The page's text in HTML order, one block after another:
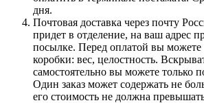
дня.
Почтовая доставка через почту
придет в отделение, на ваш адрес
посылке. Перед оплатой вы можете
коробки: вес, целостность.
самостоятельно вы можете только
Один заказ может содержать не
его стоимость не должна